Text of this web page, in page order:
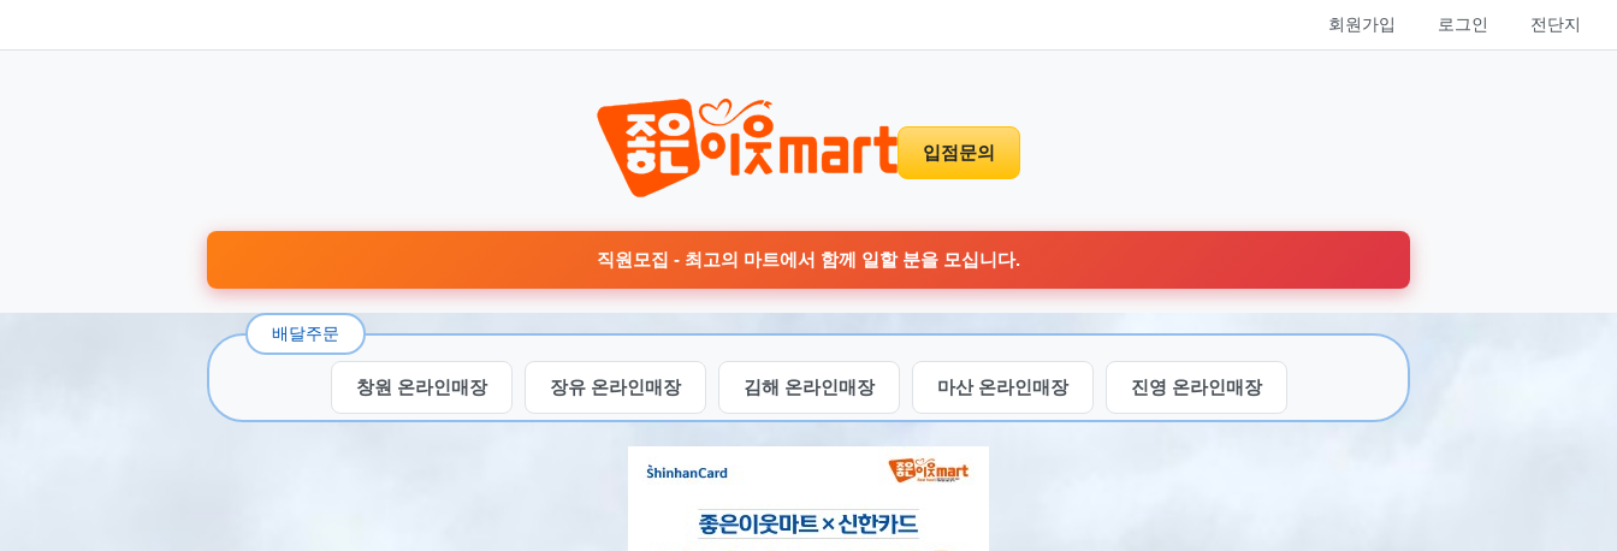
회원가입 로그인 전단지
입점문의
직원모집 - 최고의 마트에서 함께 일할 분을 모십니다.
배달주문
창원 온라인매장 장유 온라인매장 김해 온라인매장 마산 온라인매장 진영 온라인매장